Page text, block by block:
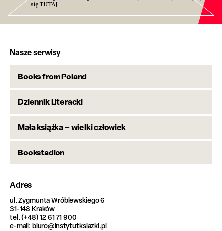
sięTUTAJ.
Nasze serwisy
Books from Poland
Dziennik Literacki
Mała książka – wielki człowiek
Bookstadion
Adres
ul. Zygmunta Wróblewskiego 6
31-148 Kraków
tel. (+48) 12 61 71 900
e-mail: biuro@instytutksiazki.pl